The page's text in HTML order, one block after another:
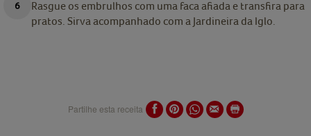
Rasgue os embrulhos com uma faca afiada e transfira para
pratos. Sirva acompanhado com a Jardineira da Iglo.
Partilhe esta receita